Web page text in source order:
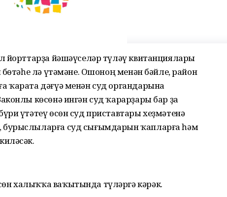
йорттарҙа йәшәүселәр түләү квитанциялары
лә үтәмәне. Ошоноң менән бәйле, район
ҡарата дәғүә менән суд органдарына
көсөнә ингән суд ҡарарҙары бар ҙа
үтәтеү өсөн суд приставтары хеҙмәтенә
суд сығымдарын ҡапларға һәм
халыҡҡа ваҡытында түләргә кәрәк.